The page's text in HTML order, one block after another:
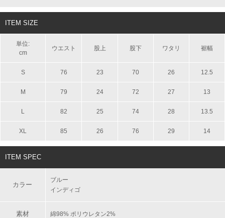
ITEM SIZE
単位:
cm
ウエスト 股上 股下 ワタリ 裾幅
S 76 23 70 26 12.5
M 79 24 72 27 13
L 82 25 74 28 13.5
XL 85 26 76 29 14
ITEM SPEC
カラー
ブルー
インディゴ
素材 綿98% ポリウレタン2%